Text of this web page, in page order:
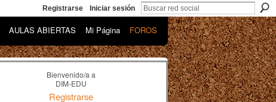
Registrarse Iniciar sesión
AULAS ABIERTAS Mi Página FOROS
Bienvenido/a a
DIM-EDU
Registrarse